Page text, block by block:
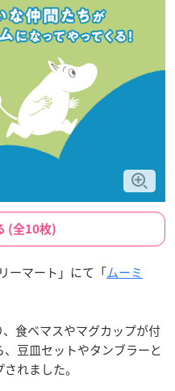
(全10枚)
ーマート」にて「ムーミ
食べマスやマグカップが付
豆皿セットやタンブラーと
れました。